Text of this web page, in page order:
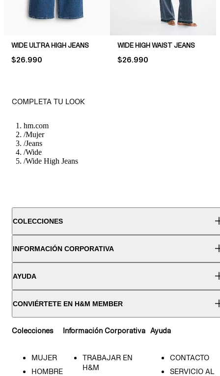
WIDE ULTRA HIGH JEANS
PRICE:
$26.990
WIDE HIGH WAIST JEANS
PRICE:
$26.990
COMPLETA TU LOOK
hm.com
/Mujer
/Jeans
/Wide
/Wide High Jeans
COLECCIONES
INFORMACIÓN CORPORATIVA
AYUDA
CONVIÉRTETE EN H&M MEMBER
Colecciones
MUJER
HOMBRE
Información Corporativa
TRABAJAR EN
H&M
Ayuda
CONTACTO
SERVICIO AL